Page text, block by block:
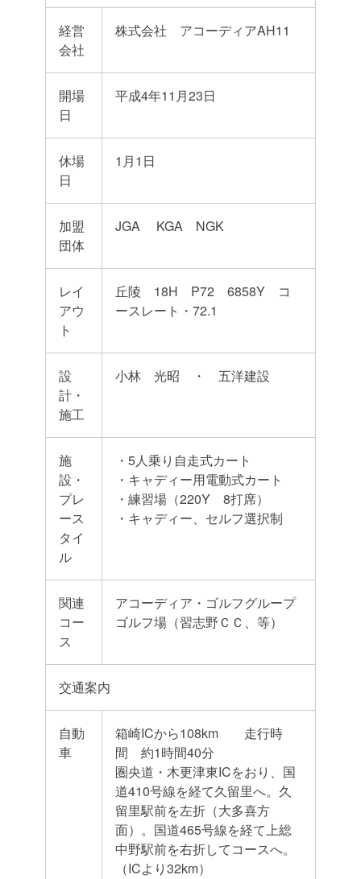
経営
会社
株式会社 アコーディアAH11
開場
日
平成4年11月23日
休場
日
1月1日
加盟
団体
JGA KGA NGK
レイ
アウ
ト
丘陵 18H P72 6858Y コ
ースレート・72.1
設
計・
施工
小林 光昭 ・ 五洋建設
施
設・
プレ
ース
タイ
ル
・5人乗り自走式カート
・キャディー用電動式カート
・練習場（220Y 8打席）
・キャディー、セルフ選択制
関連
コー
ス
アコーディア・ゴルフグループ
ゴルフ場（習志野ＣＣ、等）
交通案内
自動
車
箱崎ICから108km 走行時
間 約1時間40分
圏央道・木更津東ICをおり、国
道410号線を経て久留里へ。久
留里駅前を左折（大多喜方
面）。国道465号線を経て上総
中野駅前を右折してコースへ。
（ICより32km）